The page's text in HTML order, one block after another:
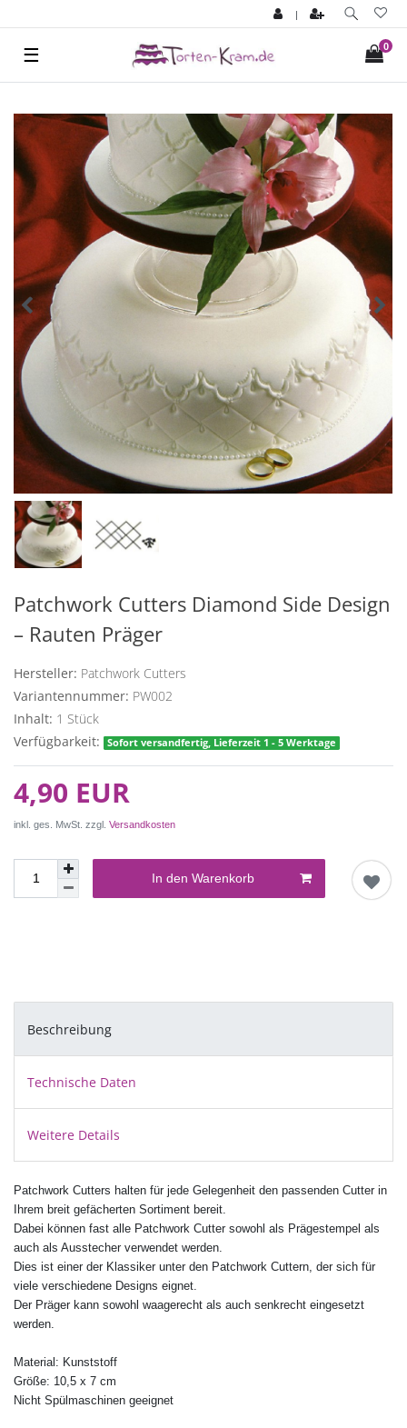
|
0
☰
Patchwork Cutters Diamond Side Design
– Rauten Präger
Hersteller: Patchwork Cutters
Variantennummer: PW002
Inhalt: 1 Stück
Verfügbarkeit:
Sofort versandfertig, Lieferzeit 1 - 5 Werktage
4,90 EUR
inkl. ges. MwSt. zzgl. Versandkosten
In den Warenkorb
Beschreibung
Technische Daten
Weitere Details
Patchwork Cutters halten für jede Gelegenheit den passenden Cutter in
Ihrem breit gefächerten Sortiment bereit.
Dabei können fast alle Patchwork Cutter sowohl als Prägestempel als
auch als Ausstecher verwendet werden.
Dies ist einer der Klassiker unter den Patchwork Cuttern, der sich für
viele verschiedene Designs eignet.
Der Präger kann sowohl waagerecht als auch senkrecht eingesetzt
werden.
Material: Kunststoff
Größe: 10,5 x 7 cm
Nicht Spülmaschinen geeignet